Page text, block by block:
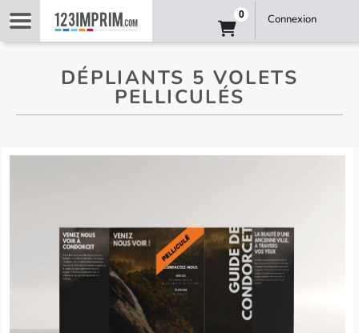
0 Connexion
DÉPLIANTS 5 VOLETS
PELLICULÉS